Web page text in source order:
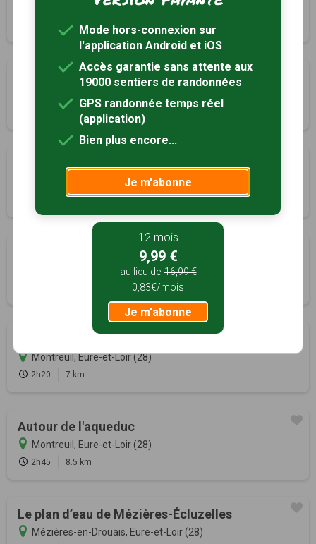
Le Vieil-Évreux, Eure (27)
17.6 km
Circuit de la Transcoudanne
14.5 km Tracé GPS
Circuit de Marcilly-sur-Eure
Marcilly-sur-Eure, Eure (27)
8.5 km Tracé GPS
Montreuil, Eure-et-Loir (28)
Montreuil, Eure-et-Loir (28)
2h20 7 km
Autour de l'aqueduc
Montreuil, Eure-et-Loir (28)
2h45 8.5 km
Le plan d’eau de Mézières-Écluzelles
Mézières-en-Drouais, Eure-et-Loir (28)
Mode hors-connexion sur
l'application Android et iOS
Accès garantie sans attente aux
19000 sentiers de randonnées
GPS randonnée temps réel
(application)
Bien plus encore...
Je m'abonne
12 mois
9,99 €
au lieu de 16,99 €
0,83€/mois
Je m'abonne